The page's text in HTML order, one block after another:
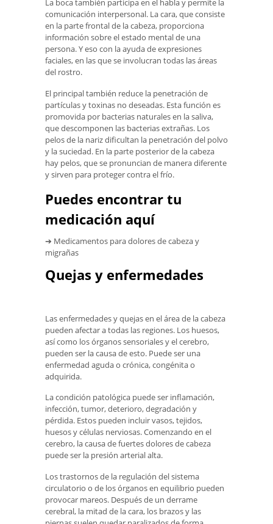
La boca también participa en el habla y permite la
comunicación interpersonal. La cara, que consiste
en la parte frontal de la cabeza, proporciona
información sobre el estado mental de una
persona. Y eso con la ayuda de expresiones
faciales, en las que se involucran todas las áreas
del rostro.
El principal también reduce la penetración de
partículas y toxinas no deseadas. Esta función es
promovida por bacterias naturales en la saliva,
que descomponen las bacterias extrañas. Los
pelos de la nariz dificultan la penetración del polvo
y la suciedad. En la parte posterior de la cabeza
hay pelos, que se pronuncian de manera diferente
y sirven para proteger contra el frío.
Puedes encontrar tu
medicación aquí
➔ Medicamentos para dolores de cabeza y
migrañas
Quejas y enfermedades
Las enfermedades y quejas en el área de la cabeza
pueden afectar a todas las regiones. Los huesos,
así como los órganos sensoriales y el cerebro,
pueden ser la causa de esto. Puede ser una
enfermedad aguda o crónica, congénita o
adquirida.
La condición patológica puede ser inflamación,
infección, tumor, deterioro, degradación y
pérdida. Estos pueden incluir vasos, tejidos,
huesos y células nerviosas. Comenzando en el
cerebro, la causa de fuertes dolores de cabeza
puede ser la presión arterial alta.
Los trastornos de la regulación del sistema
circulatorio o de los órganos en equilibrio pueden
provocar mareos. Después de un derrame
cerebral, la mitad de la cara, los brazos y las